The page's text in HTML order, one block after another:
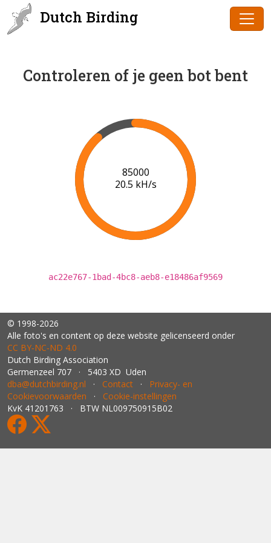
Dutch Birding
Controleren of je geen bot bent
86000
20.5 kH/s
ac22e767-1bad-4bc8-aeb8-e18486af9569
© 1998-2026
Alle foto's en content op deze website gelicenseerd onder
CC BY‑NC‑ND 4.0
Dutch Birding Association
Germenzeel 707 · 5403 XD Uden
dba@dutchbirding.nl · Contact · Privacy- en
Cookievoorwaarden · Cookie-instellingen
KvK 41201763 · BTW NL009750915B02